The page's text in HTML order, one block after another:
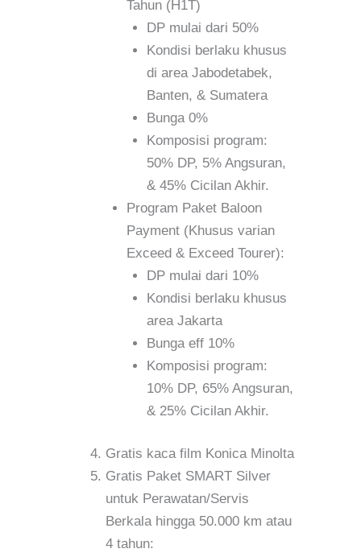
Tahun (H1T)
DP mulai dari 50%
Kondisi berlaku khusus
di area Jabodetabek,
Banten, & Sumatera
Bunga 0%
Komposisi program:
50% DP, 5% Angsuran,
& 45% Cicilan Akhir.
Program Paket Baloon
Payment (Khusus varian
Exceed & Exceed Tourer):
DP mulai dari 10%
Kondisi berlaku khusus
area Jakarta
Bunga eff 10%
Komposisi program:
10% DP, 65% Angsuran,
& 25% Cicilan Akhir.
Gratis kaca film Konica Minolta
Gratis Paket SMART Silver
untuk Perawatan/Servis
Berkala hingga 50.000 km atau
4 tahun: